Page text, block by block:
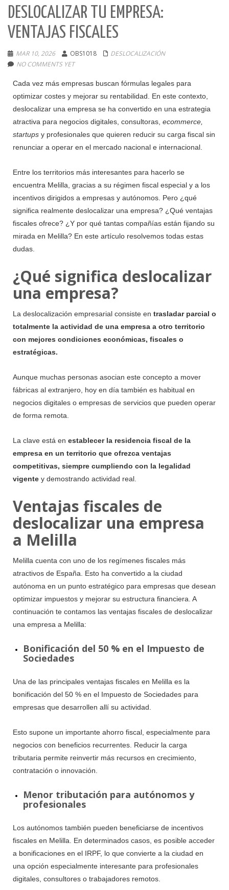
DESLOCALIZAR TU EMPRESA:
VENTAJAS FISCALES
MAR 10, 2026 OBS1018
DESLOCALIZACIÓN
NO COMMENTS YET
Cada vez más empresas buscan fórmulas legales para
optimizar costes y mejorar su rentabilidad. En este contexto,
deslocalizar una empresa se ha convertido en una estrategia
atractiva para negocios digitales, consultoras, ecommerce,
startups y profesionales que quieren reducir su carga fiscal sin
renunciar a operar en el mercado nacional e internacional.
Entre los territorios más interesantes para hacerlo se
encuentra Melilla, gracias a su régimen fiscal especial y a los
incentivos dirigidos a empresas y autónomos. Pero ¿qué
significa realmente deslocalizar una empresa? ¿Qué ventajas
fiscales ofrece? ¿Y por qué tantas compañías están fijando su
mirada en Melilla? En este artículo resolvemos todas estas
dudas.
¿Qué significa deslocalizar
una empresa?
La deslocalización empresarial consiste en trasladar parcial o
totalmente la actividad de una empresa a otro territorio
con mejores condiciones económicas, fiscales o
estratégicas.
Aunque muchas personas asocian este concepto a mover
fábricas al extranjero, hoy en día también es habitual en
negocios digitales o empresas de servicios que pueden operar
de forma remota.
La clave está en establecer la residencia fiscal de la
empresa en un territorio que ofrezca ventajas
competitivas, siempre cumpliendo con la legalidad
vigente y demostrando actividad real.
Ventajas fiscales de
deslocalizar una empresa
a Melilla
Melilla cuenta con uno de los regímenes fiscales más
atractivos de España. Esto ha convertido a la ciudad
autónoma en un punto estratégico para empresas que desean
optimizar impuestos y mejorar su estructura financiera. A
continuación te contamos las ventajas fiscales de deslocalizar
una empresa a Melilla:
Bonificación del 50 % en el Impuesto de
Sociedades
Una de las principales ventajas fiscales en Melilla es la
bonificación del 50 % en el Impuesto de Sociedades para
empresas que desarrollen allí su actividad.
Esto supone un importante ahorro fiscal, especialmente para
negocios con beneficios recurrentes. Reducir la carga
tributaria permite reinvertir más recursos en crecimiento,
contratación o innovación.
Menor tributación para autónomos y
profesionales
Los autónomos también pueden beneficiarse de incentivos
fiscales en Melilla. En determinados casos, es posible acceder
a bonificaciones en el IRPF, lo que convierte a la ciudad en
una opción especialmente interesante para profesionales
digitales, consultores o trabajadores remotos.